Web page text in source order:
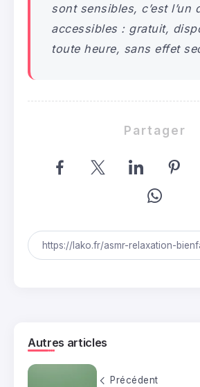
sont sensibles, c’est l’un
accessibles : gratuit,
toute heure, sans effet
Partager
Autres articles
Précédent